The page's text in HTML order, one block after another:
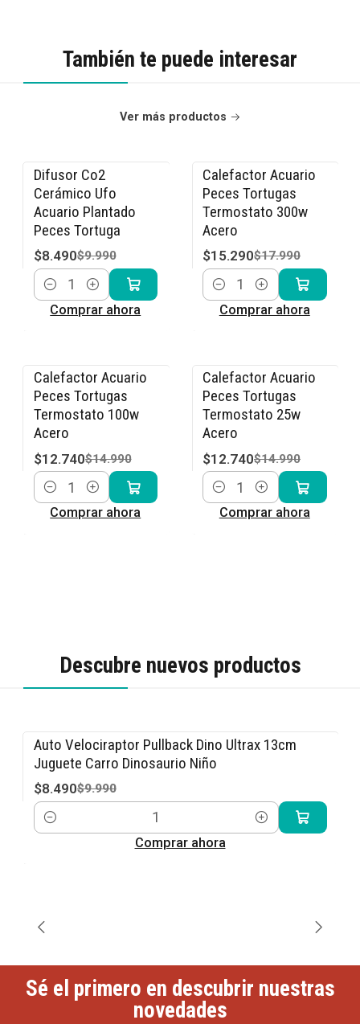
También te puede interesar
Ver más productos
-15% OFF
Difusor Co2
Cerámico Ufo
Acuario Plantado
Peces Tortuga
$8.490$9.990
Cantidad
Comprar ahora
-15% OFF
Calefactor Acuario
Peces Tortugas
Termostato 300w
Acero
$15.290$17.990
Cantidad
Comprar ahora
-15% OFF
Calefactor Acuario
Peces Tortugas
Termostato 100w
Acero
$12.740$14.990
Cantidad
Comprar ahora
-15% OFF
Calefactor Acuario
Peces Tortugas
Termostato 25w
Acero
$12.740$14.990
Cantidad
Comprar ahora
Descubre nuevos productos
-15% OFF
Auto Velociraptor Pullback Dino Ultrax 13cm
Juguete Carro Dinosaurio Niño
$8.490$9.990
Cantidad
Comprar ahora
Sé el primero en descubrir nuestras
novedades